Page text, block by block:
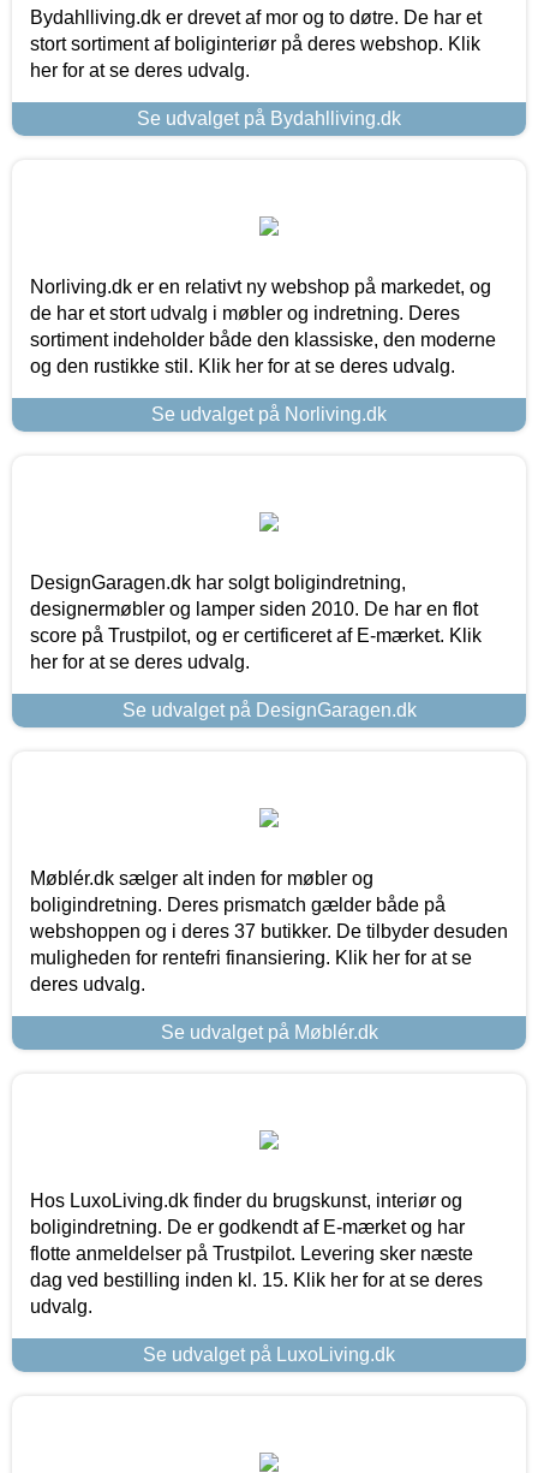
Bydahlliving.dk er drevet af mor og to døtre. De har et
stort sortiment af boliginteriør på deres webshop. Klik
her for at se deres udvalg.
Se udvalget på Bydahlliving.dk
Norliving.dk er en relativt ny webshop på markedet, og
de har et stort udvalg i møbler og indretning. Deres
sortiment indeholder både den klassiske, den moderne
og den rustikke stil. Klik her for at se deres udvalg.
Se udvalget på Norliving.dk
DesignGaragen.dk har solgt boligindretning,
designermøbler og lamper siden 2010. De har en flot
score på Trustpilot, og er certificeret af E-mærket. Klik
her for at se deres udvalg.
Se udvalget på DesignGaragen.dk
Møblér.dk sælger alt inden for møbler og
boligindretning. Deres prismatch gælder både på
webshoppen og i deres 37 butikker. De tilbyder desuden
muligheden for rentefri finansiering. Klik her for at se
deres udvalg.
Se udvalget på Møblér.dk
Hos LuxoLiving.dk finder du brugskunst, interiør og
boligindretning. De er godkendt af E-mærket og har
flotte anmeldelser på Trustpilot. Levering sker næste
dag ved bestilling inden kl. 15. Klik her for at se deres
udvalg.
Se udvalget på LuxoLiving.dk